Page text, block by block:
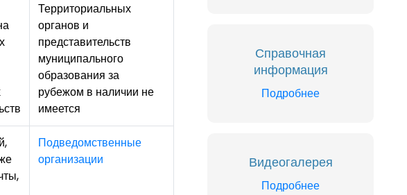
Территориальных
органов и
представительств
муниципального
образования за
рубежом в наличии не
имеется
Подведомственные
организации
Справочная
информация
Подробнее
Видеогалерея
Подробнее